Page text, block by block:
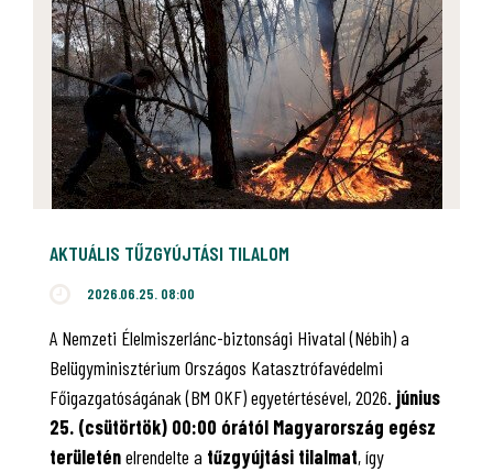
AKTUÁLIS TŰZGYÚJTÁSI TILALOM
2026.06.25. 08:00
A Nemzeti Élelmiszerlánc-biztonsági Hivatal (Nébih) a
Belügyminisztérium Országos Katasztrófavédelmi
Főigazgatóságának (BM OKF) egyetértésével, 2026. június
25. (csütörtök) 00:00 órától Magyarország egész
területénelrendelte a tűzgyújtási tilalmat, így